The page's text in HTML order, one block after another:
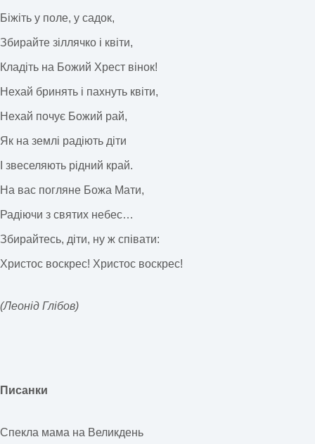
Біжіть у поле, у садок,
Збирайте зіллячко і квіти,
Кладіть на Божий Хрест вінок!
Нехай бринять і пахнуть квіти,
Нехай почує Божий рай,
Як на землі радіють діти
І звеселяють рідний край.
На вас погляне Божа Мати,
Радіючи з святих небес…
Збирайтесь, діти, ну ж співати:
Христос воскрес! Христос воскрес!
(Леонід Глібов)
Писанки
Спекла мама на Великдень